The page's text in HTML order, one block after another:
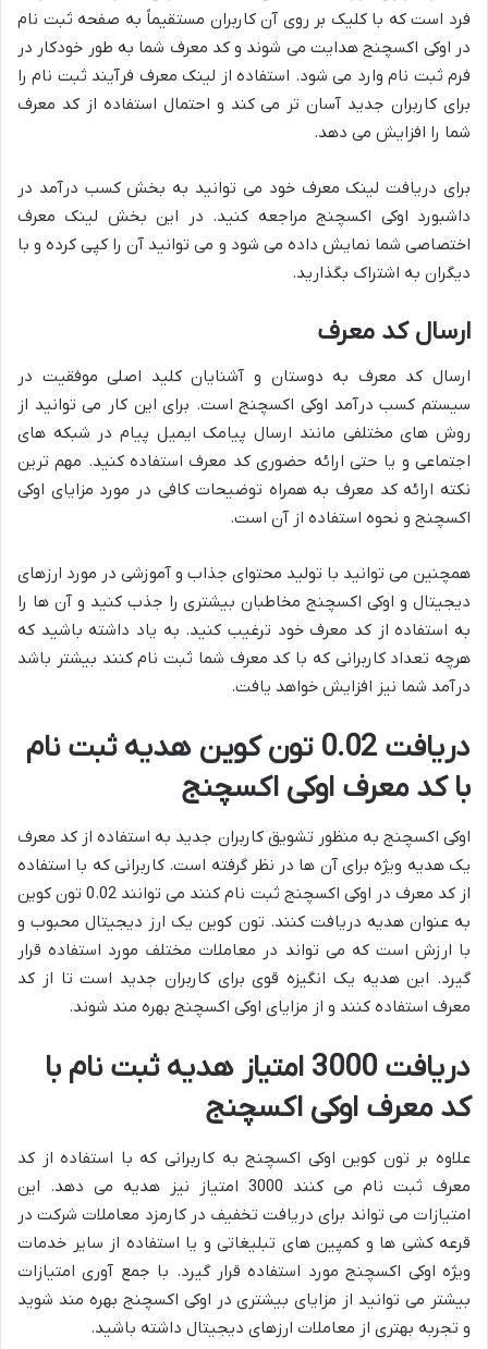
فرد است که با کلیک بر روی آن کاربران مستقیماً به صفحه ثبت نام
در اوکی اکسچنج هدایت می شوند و کد معرف شما به طور خودکار در
فرم ثبت نام وارد می شود. استفاده از لینک معرف فرآیند ثبت نام را
برای کاربران جدید آسان تر می کند و احتمال استفاده از کد معرف
شما را افزایش می دهد.
برای دریافت لینک معرف خود می توانید به بخش کسب درآمد در
داشبورد اوکی اکسچنج مراجعه کنید. در این بخش لینک معرف
اختصاصی شما نمایش داده می شود و می توانید آن را کپی کرده و با
دیگران به اشتراک بگذارید.
ارسال کد معرف
ارسال کد معرف به دوستان و آشنایان کلید اصلی موفقیت در
سیستم کسب درآمد اوکی اکسچنج است. برای این کار می توانید از
روش های مختلفی مانند ارسال پیامک ایمیل پیام در شبکه های
اجتماعی و یا حتی ارائه حضوری کد معرف استفاده کنید. مهم ترین
نکته ارائه کد معرف به همراه توضیحات کافی در مورد مزایای اوکی
اکسچنج و نحوه استفاده از آن است.
همچنین می توانید با تولید محتوای جذاب و آموزشی در مورد ارزهای
دیجیتال و اوکی اکسچنج مخاطبان بیشتری را جذب کنید و آن ها را
به استفاده از کد معرف خود ترغیب کنید. به یاد داشته باشید که
هرچه تعداد کاربرانی که با کد معرف شما ثبت نام کنند بیشتر باشد
درآمد شما نیز افزایش خواهد یافت.
دریافت 0.02 تون کوین هدیه ثبت نام
با کد معرف اوکی اکسچنج
اوکی اکسچنج به منظور تشویق کاربران جدید به استفاده از کد معرف
یک هدیه ویژه برای آن ها در نظر گرفته است. کاربرانی که با استفاده
از کد معرف در اوکی اکسچنج ثبت نام کنند می توانند 0.02 تون کوین
به عنوان هدیه دریافت کنند. تون کوین یک ارز دیجیتال محبوب و
با ارزش است که می تواند در معاملات مختلف مورد استفاده قرار
گیرد. این هدیه یک انگیزه قوی برای کاربران جدید است تا از کد
معرف استفاده کنند و از مزایای اوکی اکسچنج بهره مند شوند.
دریافت 3000 امتیاز هدیه ثبت نام با
کد معرف اوکی اکسچنج
علاوه بر تون کوین اوکی اکسچنج به کاربرانی که با استفاده از کد
معرف ثبت نام می کنند 3000 امتیاز نیز هدیه می دهد. این
امتیازات می تواند برای دریافت تخفیف در کارمزد معاملات شرکت در
قرعه کشی ها و کمپین های تبلیغاتی و یا استفاده از سایر خدمات
ویژه اوکی اکسچنج مورد استفاده قرار گیرد. با جمع آوری امتیازات
بیشتر می توانید از مزایای بیشتری در اوکی اکسچنج بهره مند شوید
و تجربه بهتری از معاملات ارزهای دیجیتال داشته باشید.